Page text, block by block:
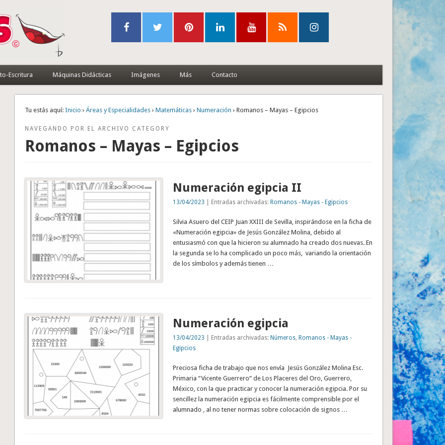
Escritura Máquinas Didácticas Imágenes Más Contacto
Tu estás aquí: Inicio ›Áreas y Especialidades ›Matemáticas ›Numeración › Romanos – Mayas – Egipcios
NAVEGANDO POR EL ARCHIVO CATEGORY
Romanos – Mayas – Egipcios
Numeración egipcia II
13/04/2023 | Entradas archivadas: Romanos - Mayas - Egipcios
Silvia Asuero del CEIP Juan XXIII de Sevilla, inspirándose en la ficha de
«Numeración egipcia» de Jesús González Molina, debido al
entusiasmó con que la hicieron su alumnado ha creado dos nuevas. En
la segunda se lo ha complicado un poco más, variando la orientación
de los símbolos y además tienen …
Numeración egipcia
13/04/2023 | Entradas archivadas: Números, Romanos - Mayas -
Egipcios
Preciosa ficha de trabajo que nos envía Jesús González Molina Esc.
Primaria “Vicente Guerrero” de Los Placeres del Oro, Guerrero,
México, con la que practicar y conocer la numeración egipcia. Por su
sencillez la numeración egipcia es fácilmente comprensible por el
alumnado , al no tener normas sobre colocación de signos …